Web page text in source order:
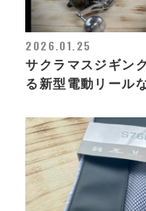
2026.01.25
サクラマスジギン
る新型電動リール